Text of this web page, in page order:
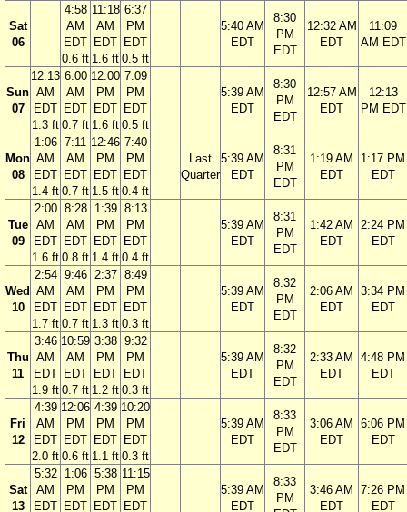
Sat
06
4:58
AM
EDT
0.6 ft
11:18
AM
EDT
1.6 ft
6:37
PM
EDT
0.5 ft
5:40 AM
EDT
8:30
PM
EDT
12:32 AM
EDT
11:09
AM EDT
Sun
07
12:13
AM
EDT
1.3 ft
6:00
AM
EDT
0.7 ft
12:00
PM
EDT
1.6 ft
7:09
PM
EDT
0.5 ft
5:39 AM
EDT
8:30
PM
EDT
12:57 AM
EDT
12:13
PM EDT
Mon
08
1:06
AM
EDT
1.4 ft
7:11
AM
EDT
0.7 ft
12:46
PM
EDT
1.5 ft
7:40
PM
EDT
0.4 ft
Last
Quarter
5:39 AM
EDT
8:31
PM
EDT
1:19 AM
EDT
1:17 PM
EDT
Tue
09
2:00
AM
EDT
1.6 ft
8:28
AM
EDT
0.8 ft
1:39
PM
EDT
1.4 ft
8:13
PM
EDT
0.4 ft
5:39 AM
EDT
8:31
PM
EDT
1:42 AM
EDT
2:24 PM
EDT
Wed
10
2:54
AM
EDT
1.7 ft
9:46
AM
EDT
0.7 ft
2:37
PM
EDT
1.3 ft
8:49
PM
EDT
0.3 ft
5:39 AM
EDT
8:32
PM
EDT
2:06 AM
EDT
3:34 PM
EDT
Thu
11
3:46
AM
EDT
1.9 ft
10:59
AM
EDT
0.7 ft
3:38
PM
EDT
1.2 ft
9:32
PM
EDT
0.3 ft
5:39 AM
EDT
8:32
PM
EDT
2:33 AM
EDT
4:48 PM
EDT
Fri
12
4:39
AM
EDT
2.0 ft
12:06
PM
EDT
0.6 ft
4:39
PM
EDT
1.1 ft
10:20
PM
EDT
0.3 ft
5:39 AM
EDT
8:33
PM
EDT
3:06 AM
EDT
6:06 PM
EDT
Sat
13
5:32
AM
EDT
1:06
PM
EDT
5:38
PM
EDT
11:15
PM
EDT
5:39 AM
EDT
8:33
PM
3:46 AM
EDT
7:26 PM
EDT